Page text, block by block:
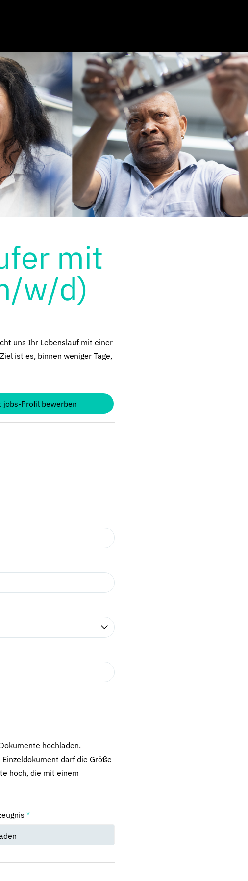
mit
w/d)
uns Ihr Lebenslauf mit einer
ist es, binnen weniger Tage,
jobs-Profil bewerben
hochladen.
Einzeldokument darf die Größe
hoch, die mit einem
*